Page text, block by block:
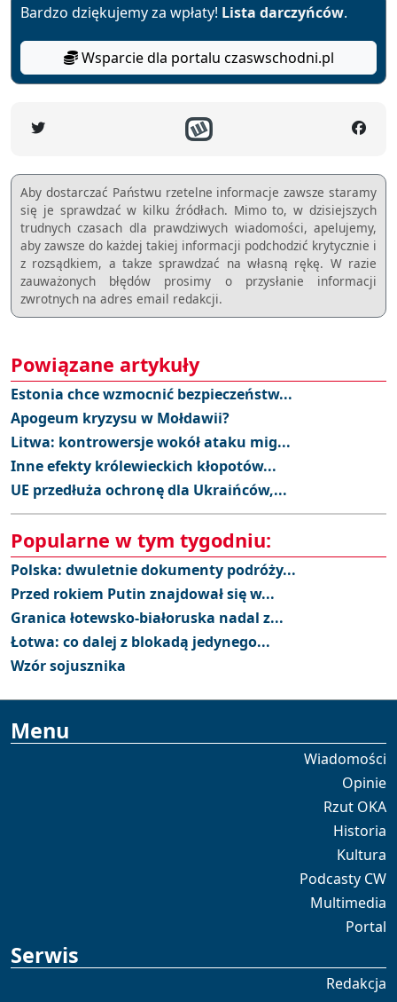
Bardzo dziękujemy za wpłaty! Lista darczyńców.
Wsparcie dla portalu czaswschodni.pl
Aby dostarczać Państwu rzetelne informacje zawsze staramy
się je sprawdzać w kilku źródłach. Mimo to, w dzisiejszych
trudnych czasach dla prawdziwych wiadomości, apelujemy,
aby zawsze do każdej takiej informacji podchodzić krytycznie i
z rozsądkiem, a takze sprawdzać na własną rękę. W razie
zauważonych błędów prosimy o przysłanie informacji
zwrotnych na adres email redakcji.
Powiązane artykuły
Estonia chce wzmocnić bezpieczeństw...
Apogeum kryzysu w Mołdawii?
Litwa: kontrowersje wokół ataku mig...
Inne efekty królewieckich kłopotów...
UE przedłuża ochronę dla Ukraińców,...
Popularne w tym tygodniu:
Polska: dwuletnie dokumenty podróży...
Przed rokiem Putin znajdował się w...
Granica łotewsko-białoruska nadal z...
Łotwa: co dalej z blokadą jedynego...
Wzór sojusznika
Menu
Wiadomości
Opinie
Rzut OKA
Historia
Kultura
Podcasty CW
Multimedia
Portal
Serwis
Redakcja